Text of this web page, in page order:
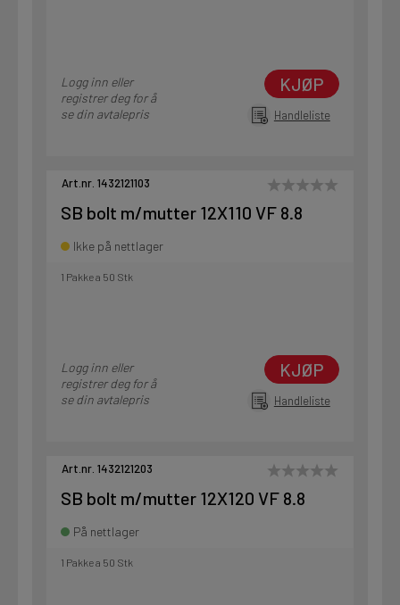
Logg inn eller
registrer deg for å
se din avtalepris
KJØP
Handleliste
Art.nr. 1432121103
SB bolt m/mutter 12X110 VF 8.8
Ikke på nettlager
1 Pakke a 50 Stk
Logg inn eller
registrer deg for å
se din avtalepris
KJØP
Handleliste
Art.nr. 1432121203
SB bolt m/mutter 12X120 VF 8.8
På nettlager
1 Pakke a 50 Stk